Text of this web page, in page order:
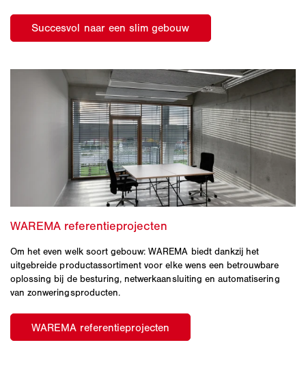
Om het even welk soort gebouw: WAREMA biedt dankzij het
uitgebreide productassortiment voor elke wens een betrouwbare
oplossing bij de besturing, netwerkaansluiting en automatisering
van zonweringsproducten.